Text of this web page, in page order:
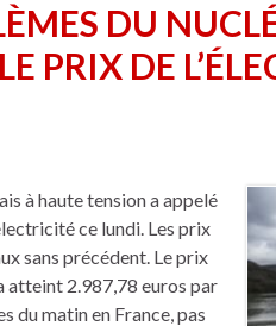
DU
PRIX DE
à haute tension a appelé
ce lundi. Les prix
sans précédent. Le prix
atteint 2.987,78 euros par
du matin en France, pas